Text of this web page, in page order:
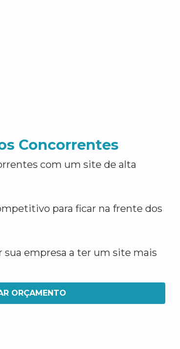
Concorrentes
com um site de alta
para ficar na frente dos
sua empresa a ter um site mais
ORÇAMENTO